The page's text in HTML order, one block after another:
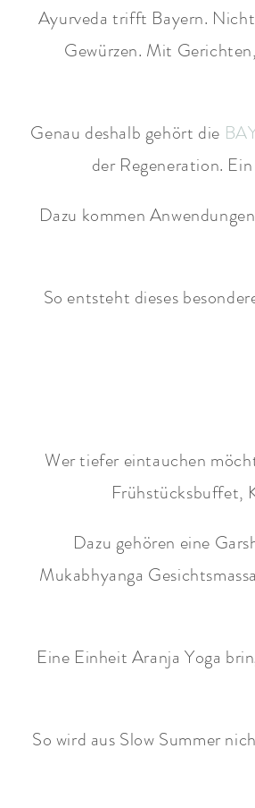
Ayurveda trifft Bayern. Nicht
Gewürzen. Mit
Genau deshalb gehört die
der Regeneration.
Dazu kommen
So entsteht dieses
Wer tiefer eintauchen
Frühstücksbuffet,
Dazu gehören eine
Mukabhyanga
Eine Einheit Aranja Yoga
So wird aus Slow Summer